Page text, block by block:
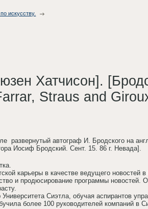
искусству.
Хатчисон].
Straus and
развернутый автограф И. Бродского на
Иосиф Бродский. Сент. 15. 86 г. Невада].
карьеры в качестве ведущего новостей
и продюсирование программы
Сиэтла, обучая аспирантов
более 100 руководителей компаний в